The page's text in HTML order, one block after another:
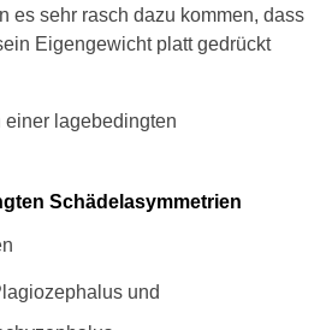
es sehr rasch dazu kommen, dass
Eigengewicht platt gedrückt
einer lagebedingten
Schädelasymmetrien
und